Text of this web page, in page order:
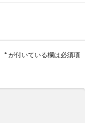
*が付いている欄は必須項